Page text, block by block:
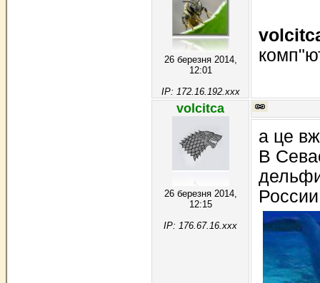
26 березня 2014,
12:01
IP: 172.16.192.xxx
volcitca
26 березня 2014,
12:15
IP: 176.67.16.xxx
а це
В
России